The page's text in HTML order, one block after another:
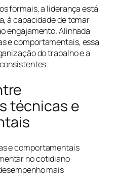
formais, a liderança está
à capacidade de tomar
engajamento. Alinhada
e comportamentais, essa
do trabalho e a
técnicas e
e comportamentais
no cotidiano
mais